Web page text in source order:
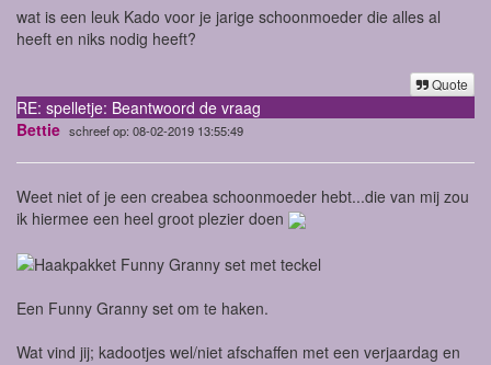
wat is een leuk Kado voor je jarige schoonmoeder die alles al
heeft en niks nodig heeft?
Quote
RE: spelletje: Beantwoord de vraag
Bettie schreef op: 08-02-2019 13:55:49
Weet niet of je een creabea schoonmoeder hebt...die van mij zou
ik hiermee een heel groot plezier doen
Een Funny Granny set om te haken.
Wat vind jij; kadootjes wel/niet afschaffen met een verjaardag en